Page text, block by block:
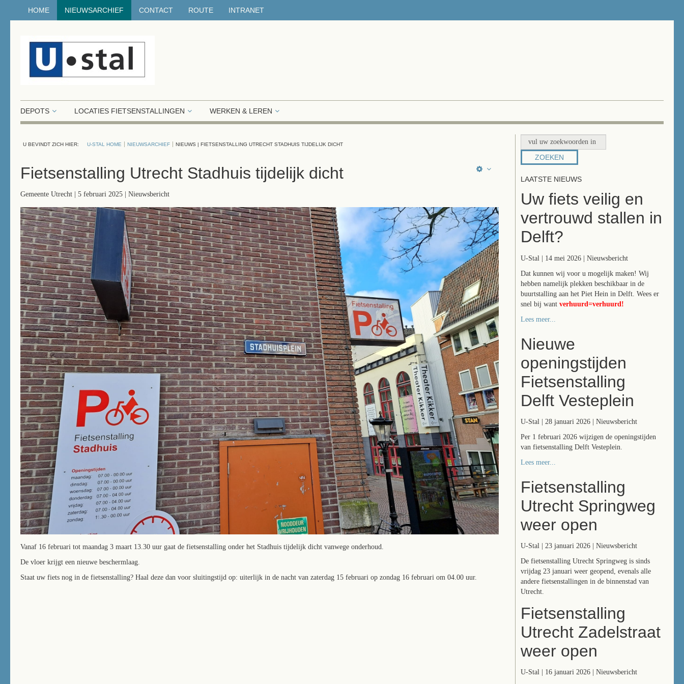
HOME NIEUWSARCHIEF CONTACT ROUTE INTRANET
DEPOTS LOCATIES FIETSENSTALLINGEN WERKEN & LEREN
U BEVINDT ZICH HIER: U-STAL HOME NIEUWSARCHIEF NIEUWS | FIETSENSTALLING UTRECHT STADHUIS TIJDELIJK DICHT
Fietsenstalling Utrecht Stadhuis tijdelijk dicht
Gemeente Utrecht | 5 februari 2025 | Nieuwsbericht
Vanaf 16 februari tot maandag 3 maart 13.30 uur gaat de fietsenstalling onder het Stadhuis tijdelijk dicht vanwege onderhoud.
De vloer krijgt een nieuwe beschermlaag.
Staat uw fiets nog in de fietsenstalling? Haal deze dan voor sluitingstijd op: uiterlijk in de nacht van zaterdag 15 februari op zondag 16 februari om 04.00 uur.
ZOEKEN
LAATSTE NIEUWS
Uw fiets veilig en
vertrouwd stallen in
Delft?
U-Stal | 14 mei 2026 | Nieuwsbericht
Dat kunnen wij voor u mogelijk maken! Wij
hebben namelijk plekken beschikbaar in de
buurtstalling aan het Piet Hein in Delft. Wees er
snel bij wantverhuurd=verhuurd!
Lees meer...
Nieuwe
openingstijden
Fietsenstalling
Delft Vesteplein
U-Stal | 28 januari 2026 | Nieuwsbericht
Per 1 februari 2026 wijzigen de openingstijden
van fietsenstalling Delft Vesteplein.
Lees meer...
Fietsenstalling
Utrecht Springweg
weer open
U-Stal | 23 januari 2026 | Nieuwsbericht
De fietsenstalling Utrecht Springweg is sinds
vrijdag 23 januari weer geopend, evenals alle
andere fietsenstallingen in de binnenstad van
Utrecht.
Fietsenstalling
Utrecht Zadelstraat
weer open
U-Stal | 16 januari 2026 | Nieuwsbericht